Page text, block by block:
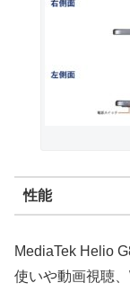
性能
MediaTek Helio
使いや動画視聴